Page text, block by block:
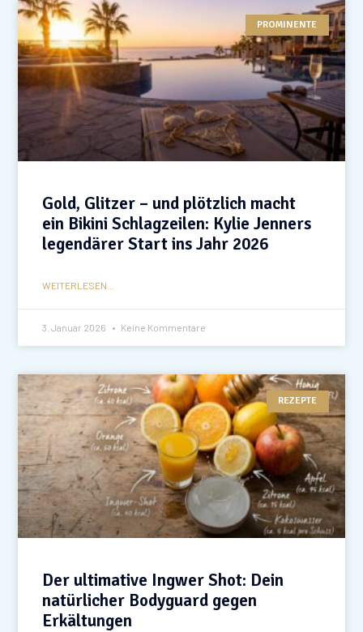
PROMINENTE
Gold, Glitzer – und plötzlich macht
ein Bikini Schlagzeilen: Kylie Jenners
legendärer Start ins Jahr 2026
WEITERLESEN...
3. Januar 2026 Keine Kommentare
REZEPTE
Der ultimative Ingwer Shot: Dein
natürlicher Bodyguard gegen
Erkältungen